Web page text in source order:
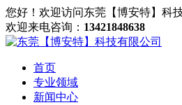
您好！欢迎访问东莞【博安特】科
欢迎来电咨询： 13421848638
首页
专业领域
新闻中心